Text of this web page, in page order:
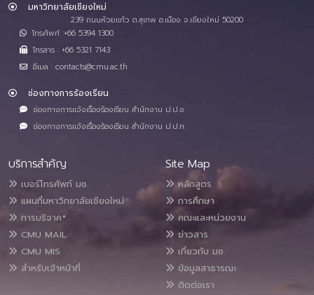
มหาวิทยาลัยเชียงใหม่
239 ถนนห้วยแก้ว ต.สุเทพ อ.เมือง จ.เชียงใหม่ 50200
โทรศัพท์ :+66 5394 1300
โทรสาร : +66 5321 7143
อีเมล : contacts@cmu.ac.th
ช่องทางการร้องเรียน
ช่องทางการแจ้งเรื่องร้องเรียน สำนักงาน ป.ป.ช.
ช่องทางการแจ้งเรื่องร้องเรียน สำนักงาน ป.ป.ท.
บริการสำคัญ
เบอร์โทรศัพท์ มช.
แผนที่มหาวิทยาลัยเชียงใหม่
การบริจาค*
CMU MAIL
CMU MIS
สำหรับเจ้าหน้าที่
Site Map
หลักสูตร
การศึกษา
คณะและหน่วยงาน
ข่าวสาร
เกี่ยวกับ มช.
ข้อมูลสาธารณะ
ติดต่อเรา